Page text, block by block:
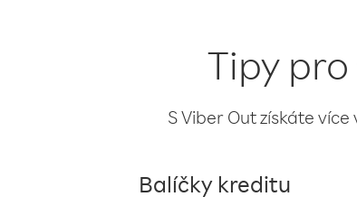
Tipy
S Viber Out získáte
Balíčky kreditu